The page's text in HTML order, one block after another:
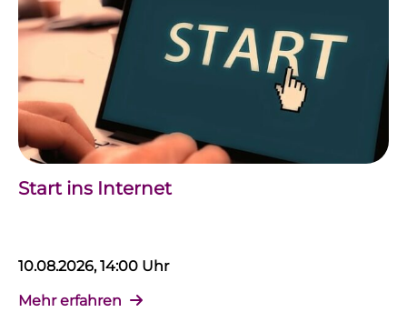
Start ins Internet
10.08.2026, 14:00 Uhr
Mehr erfahren